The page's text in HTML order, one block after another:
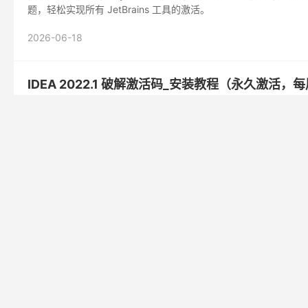
题，轻松实现所有 JetBrains 工具的激活。
2026-06-18
IDEA 2022.1 破解激活码_安装教程（永久激活，每